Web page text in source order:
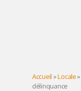
Accueil»Locale»
délinquance